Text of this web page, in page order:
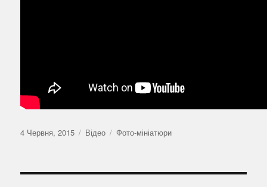
Оприлюднено
4 Червня, 2015 Формат
Відео Категорії
Фото-мініатюри